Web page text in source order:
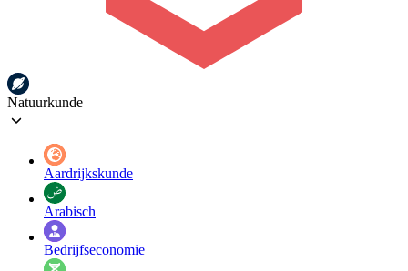
Natuurkunde
Aardrijkskunde
Arabisch
Bedrijfseconomie